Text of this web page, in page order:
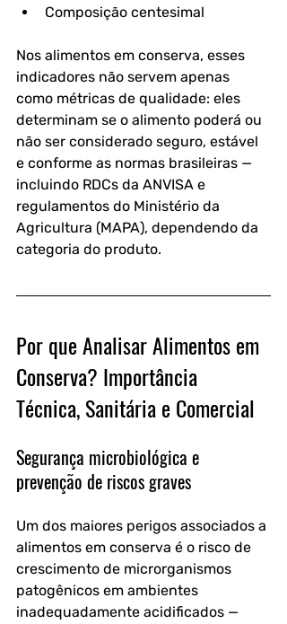
Composição centesimal
Nos alimentos em conserva, esses
indicadores não servem apenas
como métricas de qualidade: eles
determinam se o alimento poderá ou
não ser considerado seguro, estável
e conforme as normas brasileiras —
incluindo RDCs da ANVISA e
regulamentos do Ministério da
Agricultura (MAPA), dependendo da
categoria do produto.
Por que Analisar Alimentos em
Conserva? Importância
Técnica, Sanitária e Comercial
Segurança microbiológica e
prevenção de riscos graves
Um dos maiores perigos associados a
alimentos em conserva é o risco de
crescimento de microrganismos
patogênicos em ambientes
inadequadamente acidificados —